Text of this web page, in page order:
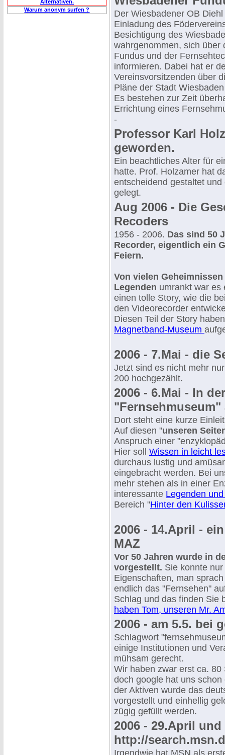
Alternativen.
Warum anonym surfen ?
Der Wiesbadener OB
Einladung des
Besichtigung des
wahrgenommen, sich über
Fundus und der
informieren. Dabei hat er
Vereinsvorsitzenden über
Pläne der Stadt
Es bestehen zur Zeit
Errichtung eines
-
Professor Karl
geworden.
Ein beachtliches Alter für
hatte. Prof. Holzamer hat
entscheidend gestaltet
gelegt.
Aug 2006 - Die
Recoders
1956 - 2006. Das sind 50
Recorder, eigentlich ein
Feiern.
Von vielen
Legenden umrankt war es
einen tolle Story, wie die
den Videorecorder
Diesen Teil der Story
Magnetband-Museum
2006 - 7.Mai - die
Jetzt sind es nicht mehr
200 hochgezählt.
2006 - 6.Mai - In
"Fernsehmuseum"
Dort steht eine kurze
Auf diesen "unseren
Anspruch einer
Hier soll Wissen in leicht
durchaus lustig und
eingebracht werden. Bei
mehr stehen als in einer
interessante Legenden
Bereich "Hinter den
2006 - 14.April -
MAZ
Vor 50 Jahren wurde in
vorgestellt. Sie konnte
Eigenschaften, man
endlich das "Fernsehen"
Schlag und das finden Sie
haben Tom, unseren Mr.
2006 - am 5.5. bei
Schlagwort
einige Institutionen und
mühsam gerecht.
Wir haben zwar erst ca.
doch google hat uns
der Aktiven wurde das
vorgestellt und einhellig
zügig gefüllt werden.
2006 - 29.April
http://
Irgendwie hat MSN als